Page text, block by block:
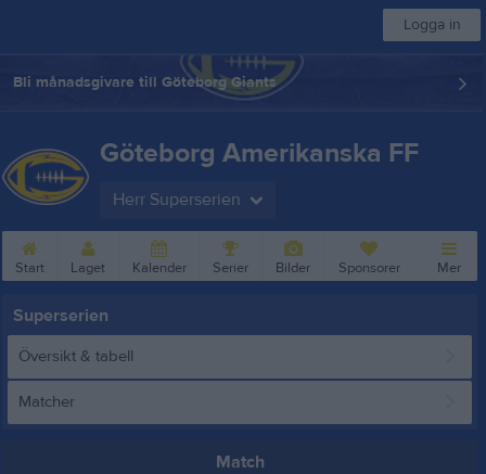
Logga in
Bli månadsgivare till Göteborg Giants
Göteborg Amerikanska FF
Herr Superserien
Start Laget Kalender Serier Bilder Sponsorer Mer
Superserien
Översikt & tabell
Matcher
Match